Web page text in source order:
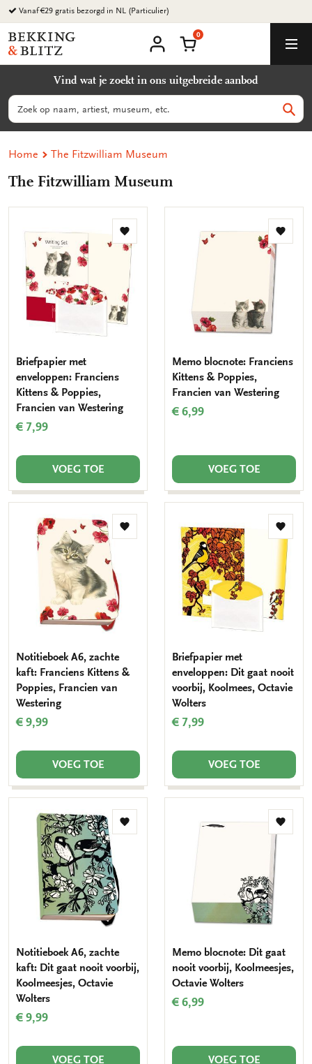
Ga
naar
content
Vanaf €29 gratis bezorgd in NL (Particulier)
Bekking
&
B.V.
account
Winkelmand
0
Vind wat je zoekt in ons uitgebreide aanbod
Zoeken
Home The Fitzwilliam Museum
The Fitzwilliam Museum
Toevoegen
aan
Briefpapier met
enveloppen: Franciens
Kittens & Poppies,
Francien van Westering
€ 7,99
VOEG TOE
Memo blocnote: Franciens
Kittens & Poppies,
Francien van Westering
€ 6,99
VOEG TOE
Toevoegen
Notitieboek A6, zachte
kaft: Franciens Kittens &
Poppies, Francien van
Westering
€ 9,99
VOEG TOE
aan
Briefpapier met
enveloppen: Dit gaat nooit
voorbij, Koolmees, Octavie
Wolters
€ 7,99
VOEG TOE
Toevoegen
Notitieboek A6, zachte
kaft: Dit gaat nooit voorbij,
Koolmeesjes, Octavie
Wolters
€ 9,99
VOEG TOE
Memo blocnote: Dit gaat
nooit voorbij, Koolmeesjes,
Octavie Wolters
€ 6,99
VOEG TOE